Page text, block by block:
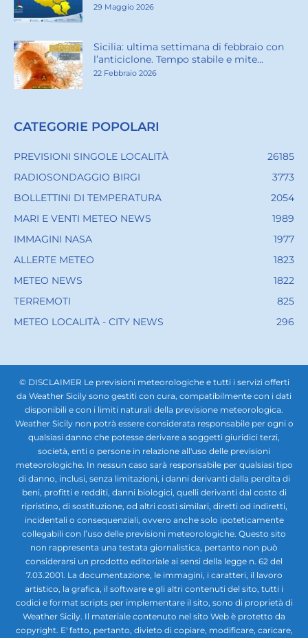
29 Maggio 2026
Sicilia: ultima settimana di febbraio con
l’anticiclone. Tempo stabile e mite...
22 Febbraio 2026
CATEGORIE POPOLARI
PREVISIONI SINGOLE LOCALITÀ
26185
RADIOSONDAGGIO BIRGI
3773
BOLLETTINI DI TEMPERATURA
2054
MARI E VENTI METEO NEWS
1989
IMMAGINI NASA
1977
ALLERTE METEO
1823
METEO NEWS
1822
TERREMOTI
825
METEO LOCALITÀ - CITY NEWS
296
© DISCLAIMER Le previsioni meteorologiche e tutti i servizi offerti
da Weather Sicily sono gestiti con cura, compatibilmente con i dati
disponibili e con i limiti naturali della previsione meteorologica.
Weather Sicily non potrà essere considerata responsabile per ogni o
qualsiasi danno che potesse derivare a soggetti giuridici terzi,
società, enti o persone in relazione all'uso delle previsioni
meteorologiche. In nessun caso sarà responsabile per qualsiasi tipo
di danno, inclusi, senza limitazioni, i danni derivanti dalla perdita di
beni, profitti e redditi, danni biologici, quelli derivanti dal costo di
ripristino, di sostituzione, od altri costi similari, diretti od indiretti,
incidentali o consequenziali, ovvero anche solo ipoteticamente
collegabili con l’uso delle previsioni meteorologiche. Questo sito
non rappresenta una testata giornalistica, pertanto non può
considerarsi un prodotto editoriale ai sensi della legge n. 62 del
7.03.2001. La documentazione, le immagini, i caratteri, il lavoro
artistico, la grafica, il software e gli altri contenuti del sito, tutti i
codici e format scripts per implementare il sito, sono di proprietà di
Weather Sicily. Il materiale contenuto nel sito Web è protetto da
copyright. E' fatto, pertanto, divieto di copiare, modificare, caricare,